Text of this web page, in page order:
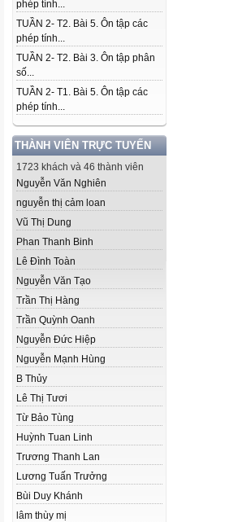
phép tính...
TUẦN 2- T2. Bài 5. Ôn tập các
phép tính...
TUẦN 2- T2. Bài 3. Ôn tập phân
số...
TUẦN 2- T1. Bài 5. Ôn tập các
phép tính...
THÀNH VIÊN TRỰC TUYẾN
1723 khách và 46 thành viên
Nguyễn Văn Nghiên
nguyễn thị cảm loan
Vũ Thị Dung
Phan Thanh Binh
Lê Đình Toàn
Nguyễn Văn Tạo
Trần Thị Hàng
Trần Quỳnh Oanh
Nguyễn Đức Hiệp
Nguyễn Mạnh Hùng
B Thủy
Lê Thị Tươi
Từ Bảo Tùng
Huỳnh Tuan Linh
Trương Thanh Lan
Lương Tuấn Trưởng
Bùi Duy Khánh
lâm thùy mị